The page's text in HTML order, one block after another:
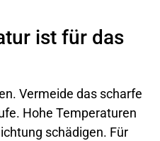
ist für das
Vermeide das scharfe
Hohe Temperaturen
schädigen. Für